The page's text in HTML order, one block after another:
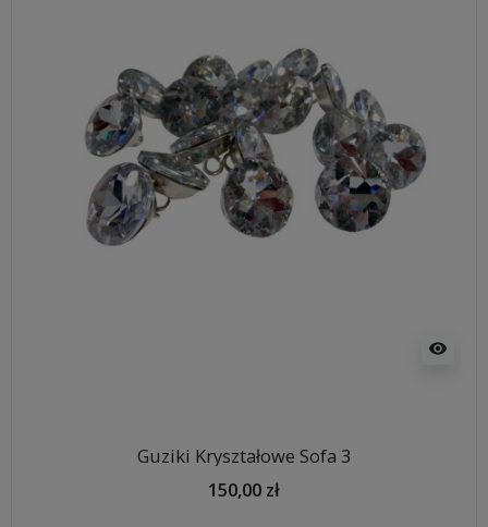
visibility
Guziki Kryształowe Sofa 3
150,00 zł